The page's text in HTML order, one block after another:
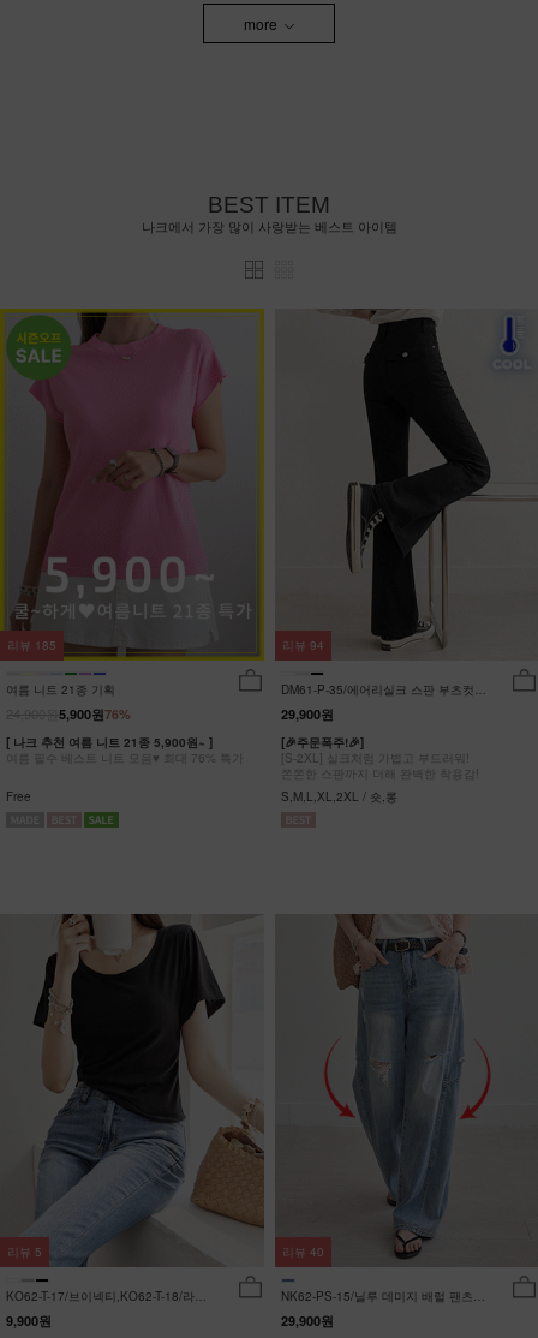
more
BEST ITEM
나크에서 가장 많이 사랑받는 베스트 아이템
여름 니트 21종 기획
76%
5,900원
[ 나크 추천 여름 니트 21종 5,900원~ ]
여름 필수 베스트 니트 모음♥ 최대 76% 특가
Free
리뷰 185
DM61-P-35/에어리실크 스판 부츠컷팬
츠_DY
29,900원
[🎉주문폭주!🎉]
[S-2XL] 실크처럼 가볍고 부드러워!
쫀쫀한 스판까지 더해 완벽한 착용감!
S,M,L,XL,2XL / 숏,롱
리뷰 94
KO62-T-17/브이넥티,KO62-T-18/라운
드티_YN
9,900원
리뷰 5
NK62-PS-15/닐루 데미지 배럴 팬츠
29,900원
리뷰 40